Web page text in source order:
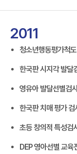
2011
청소년행동평가척
한국판 시지각 발
영유아 발달선별검
한국판 치매 평가
초등 창의적 특성검
DEP 영아선별 교육